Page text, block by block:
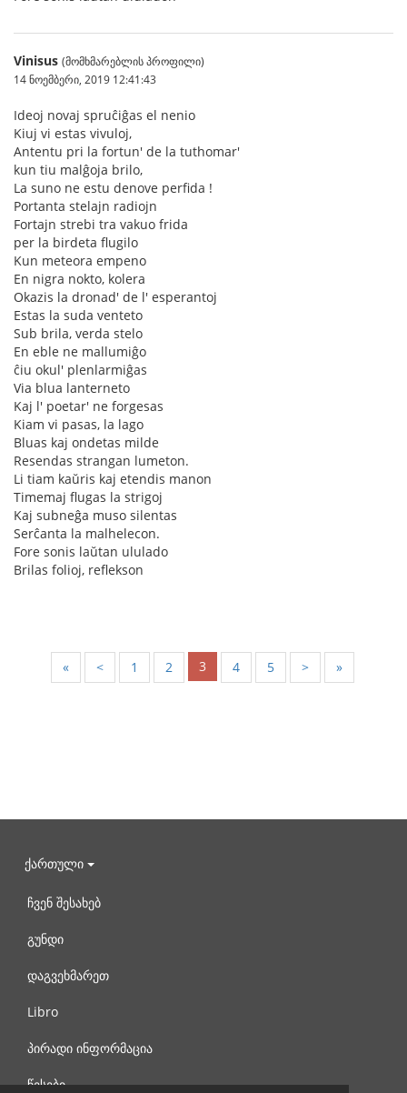
Vinisus (მომხმარებლის პროფილი)
14 ნოემბერი, 2019 12:41:43
Ideoj novaj spruĉiĝas el nenio
Kiuj vi estas vivuloj,
Antentu pri la fortun' de la tuthomar'
kun tiu malĝoja brilo,
La suno ne estu denove perfida !
Portanta stelajn radiojn
Fortajn strebi tra vakuo frida
per la birdeta flugilo
Kun meteora empeno
En nigra nokto, kolera
Okazis la dronad' de l' esperantoj
Estas la suda venteto
Sub brila, verda stelo
En eble ne mallumiĝo
ĉiu okul' plenlarmiĝas
Via blua lanterneto
Kaj l' poetar' ne forgesas
Kiam vi pasas, la lago
Bluas kaj ondetas milde
Resendas strangan lumeton.
Li tiam kaŭris kaj etendis manon
Timemaj flugas la strigoj
Kaj subneĝa muso silentas
Serĉanta la malhelecon.
Fore sonis laŭtan ululado
Brilas folioj, reflekson
« < 1 2 3 4 5 > »
ქართული
ჩვენ შესახებ
გუნდი
დაგვეხმარეთ
Libro
პირადი ინფორმაცია
წესები